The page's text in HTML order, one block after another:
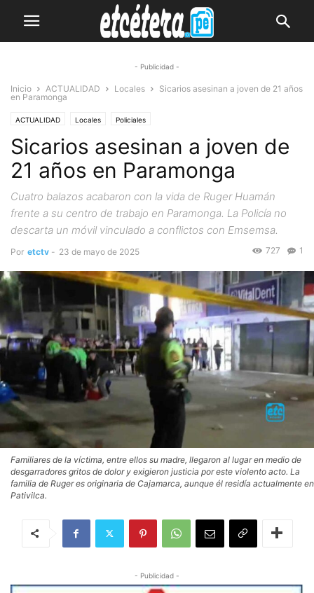
- Publicidad -
Inicio ACTUALIDAD Locales
Sicarios asesinan a joven de 21 años
en Paramonga
ACTUALIDAD Locales Policiales
Sicarios asesinan a joven de
21 años en Paramonga
Cuatro balazos acabaron con la vida de Ruger Huamán
frente a su centro de trabajo en Paramonga. La Policía no
descarta un móvil vinculado a conflictos con Emsemsa.
Por etctv - 23 de mayo de 2025 1
727
Familiares de la víctima, entre ellos su madre, llegaron al lugar en medio de
desgarradores gritos de dolor y exigieron justicia por este violento acto. La
familia de Ruger es originaria de Cajamarca, aunque él residía actualmente en
Pativilca.
- Publicidad -